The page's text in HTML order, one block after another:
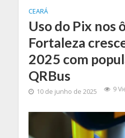
CEARÁ
Uso do Pix nos
Fortaleza
2025 com
QRBus
10 de junho de 2025 9